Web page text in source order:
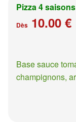
Pizza 4 saisons
Dès 10.00 €
Base sauce
champignons,